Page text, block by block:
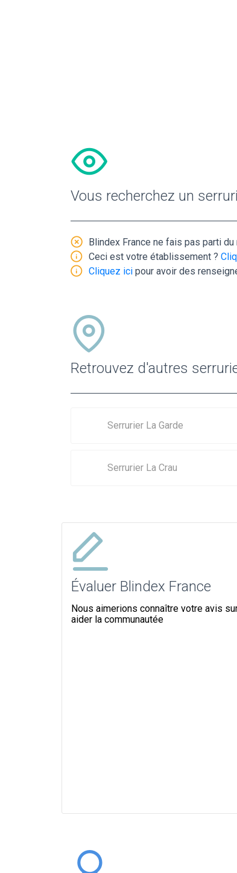
Vous recherchez un
Blindex France ne fais pas parti
Ceci est votre établissement ?
Cliquez ici pour avoir des
Retrouvez d'autres
Serrurier La Garde
Serrurier La Crau
Évaluer Blindex France
Nous aimerions connaître votre avis
aider la communautée